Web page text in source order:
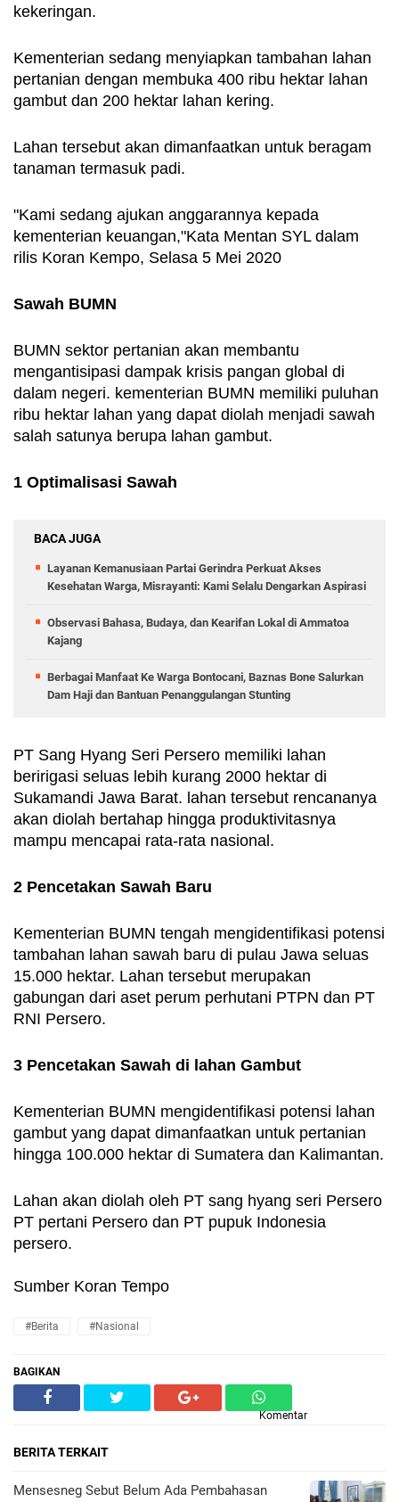
kekeringan.
Kementerian sedang menyiapkan tambahan lahan
pertanian dengan membuka 400 ribu hektar lahan
gambut dan 200 hektar lahan kering.
Lahan tersebut akan dimanfaatkan untuk beragam
tanaman termasuk padi.
"Kami sedang ajukan anggarannya kepada
kementerian keuangan,"Kata Mentan SYL dalam
rilis Koran Kempo, Selasa 5 Mei 2020
Sawah BUMN
BUMN sektor pertanian akan membantu
mengantisipasi dampak krisis pangan global di
dalam negeri. kementerian BUMN memiliki puluhan
ribu hektar lahan yang dapat diolah menjadi sawah
salah satunya berupa lahan gambut.
1 Optimalisasi Sawah
BACA JUGA
Layanan Kemanusiaan Partai Gerindra Perkuat Akses
Kesehatan Warga, Misrayanti: Kami Selalu Dengarkan Aspirasi
Observasi Bahasa, Budaya, dan Kearifan Lokal di Ammatoa
Kajang
Berbagai Manfaat Ke Warga Bontocani, Baznas Bone Salurkan
Dam Haji dan Bantuan Penanggulangan Stunting
PT Sang Hyang Seri Persero memiliki lahan
beririgasi seluas lebih kurang 2000 hektar di
Sukamandi Jawa Barat. lahan tersebut rencananya
akan diolah bertahap hingga produktivitasnya
mampu mencapai rata-rata nasional.
2 Pencetakan Sawah Baru
Kementerian BUMN tengah mengidentifikasi potensi
tambahan lahan sawah baru di pulau Jawa seluas
15.000 hektar. Lahan tersebut merupakan
gabungan dari aset perum perhutani PTPN dan PT
RNI Persero.
3 Pencetakan Sawah di lahan Gambut
Kementerian BUMN mengidentifikasi potensi lahan
gambut yang dapat dimanfaatkan untuk pertanian
hingga 100.000 hektar di Sumatera dan Kalimantan.
Lahan akan diolah oleh PT sang hyang seri Persero
PT pertani Persero dan PT pupuk Indonesia
persero.
Sumber Koran Tempo
#Berita #Nasional
BAGIKAN
Komentar
BERITA TERKAIT
Mensesneg Sebut Belum Ada Pembahasan